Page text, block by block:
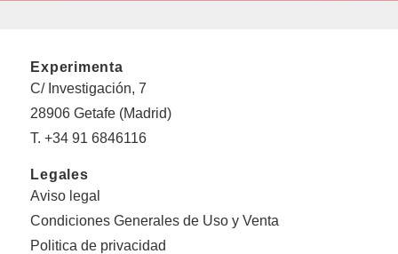
Experimenta
C/ Investigación, 7
28906 Getafe (Madrid)
T. +34 91 6846116
Legales
Aviso legal
Condiciones Generales de Uso y Venta
Politica de privacidad